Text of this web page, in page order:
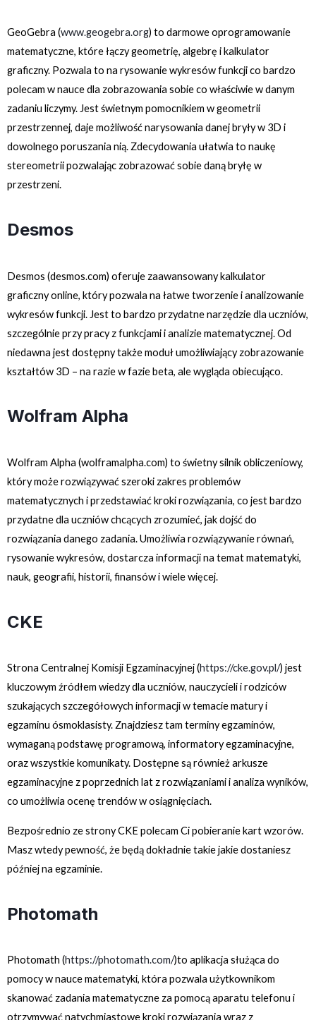
GeoGebra (www.geogebra.org) to darmowe oprogramowanie
matematyczne, które łączy geometrię, algebrę i kalkulator
graficzny. Pozwala to na rysowanie wykresów funkcji co bardzo
polecam w nauce dla zobrazowania sobie co właściwie w danym
zadaniu liczymy. Jest świetnym pomocnikiem w geometrii
przestrzennej, daje możliwość narysowania danej bryły w 3D i
dowolnego poruszania nią. Zdecydowania ułatwia to naukę
stereometrii pozwalając zobrazować sobie daną bryłę w
przestrzeni.
Desmos
Desmos (desmos.com) oferuje zaawansowany kalkulator
graficzny online, który pozwala na łatwe tworzenie i analizowanie
wykresów funkcji. Jest to bardzo przydatne narzędzie dla uczniów,
szczególnie przy pracy z funkcjami i analizie matematycznej. Od
niedawna jest dostępny także moduł umożliwiający zobrazowanie
kształtów 3D – na razie w fazie beta, ale wygląda obiecująco.
Wolfram Alpha
Wolfram Alpha (wolframalpha.com) to świetny silnik obliczeniowy,
który może rozwiązywać szeroki zakres problemów
matematycznych i przedstawiać kroki rozwiązania, co jest bardzo
przydatne dla uczniów chcących zrozumieć, jak dojść do
rozwiązania danego zadania. Umożliwia rozwiązywanie równań,
rysowanie wykresów, dostarcza informacji na temat matematyki,
nauk, geografii, historii, finansów i wiele więcej.
CKE
Strona Centralnej Komisji Egzaminacyjnej (https://cke.gov.pl/) jest
kluczowym źródłem wiedzy dla uczniów, nauczycieli i rodziców
szukających szczegółowych informacji w temacie matury i
egzaminu ósmoklasisty. Znajdziesz tam terminy egzaminów,
wymaganą podstawę programową, informatory egzaminacyjne,
oraz wszystkie komunikaty. Dostępne są również arkusze
egzaminacyjne z poprzednich lat z rozwiązaniami i analiza wyników,
co umożliwia ocenę trendów w osiągnięciach.
Bezpośrednio ze strony CKE polecam Ci pobieranie kart wzorów.
Masz wtedy pewność, że będą dokładnie takie jakie dostaniesz
później na egzaminie.
Photomath
Photomath (https://photomath.com/)to aplikacja służąca do
pomocy w nauce matematyki, która pozwala użytkownikom
skanować zadania matematyczne za pomocą aparatu telefonu i
otrzymywać natychmiastowe kroki rozwiązania wraz z